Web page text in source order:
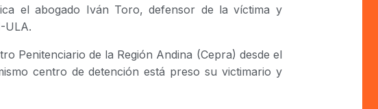
el abogado Iván Toro, defensor de la víctima y
ULA.
Penitenciario de la Región Andina (Cepra) desde el
centro de detención está preso su victimario y